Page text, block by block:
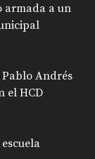
armada a un
Andrés
el HCD